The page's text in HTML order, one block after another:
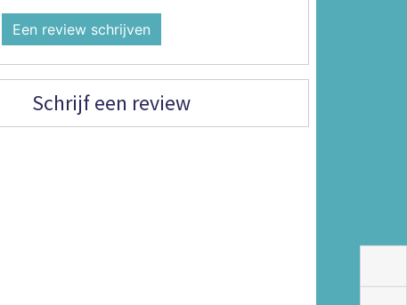
Een review schrijven
Schrijf een review